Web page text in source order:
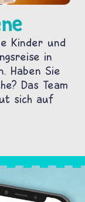
Kinder und
in
Haben Sie
Das Team
sich auf